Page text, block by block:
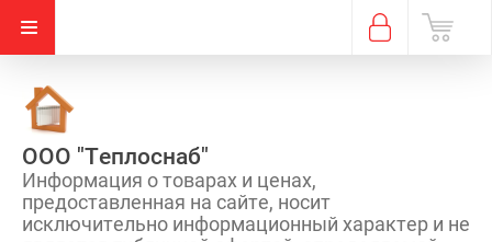
ООО "Теплоснаб"
Информация о товарах и ценах,
предоставленная на сайте, носит
исключительно информационный характер и не